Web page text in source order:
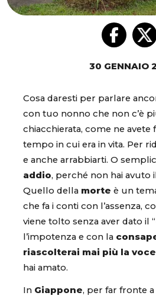
30 GENNAIO
Cosa daresti per parlare
con tuo nonno che non c’è
chiacchierata, come ne avete
tempo in cui era in vita. Per
e anche arrabbiarti. O
addio, perché non hai avuto
Quello della morte è un
che fa i conti con l’assenza,
viene tolto senza aver dato il
l’impotenza e con la
riascolterai mai più la voce
hai amato.
In Giappone, per far fronte